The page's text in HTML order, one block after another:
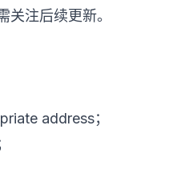
关注后续更新。
address；